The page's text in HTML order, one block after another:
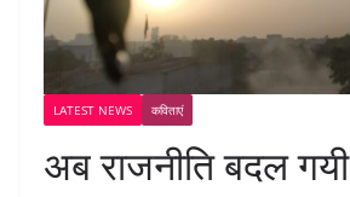
LATEST NEWS कविताएं
अब राजनीति बदल गयी